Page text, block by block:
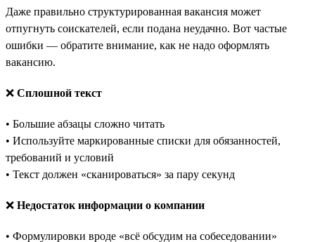
Даже правильно структурированная вакансия может
отпугнуть соискателей, если подана неудачно. Вот частые
ошибки — обратите внимание, как не надо оформлять
вакансию.
❌ Сплошной текст
• Большие абзацы сложно читать
• Используйте маркированные списки для обязанностей,
требований и условий
• Текст должен «сканироваться» за пару секунд
❌ Недостаток информации о компании
• Формулировки вроде «всё обсудим на собеседовании»